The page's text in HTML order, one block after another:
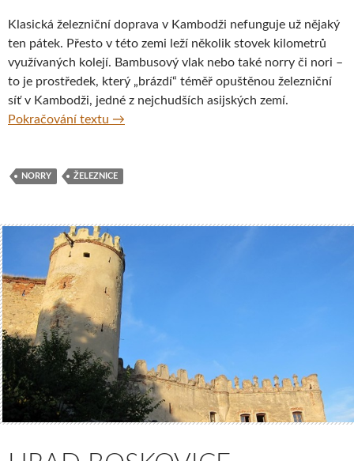
Klasická železniční doprava v Kambodži nefunguje už nějaký
ten pátek. Přesto v této zemi leží několik stovek kilometrů
využívaných kolejí. Bambusový vlak nebo také norry či nori –
to je prostředek, který „brázdí“ téměř opuštěnou železniční
síť v Kambodži, jedné z nejchudších asijských zemí.
Pokračování textu Norry – bambusový vlak, Kambodža
→
NORRY ŽELEZNICE